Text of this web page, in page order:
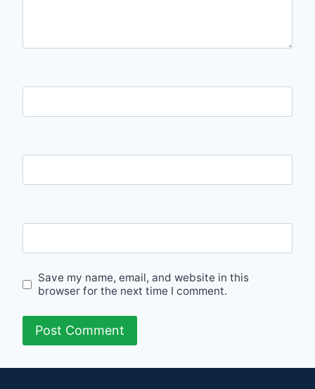
Save my name, email, and website in this
browser for the next time I comment.